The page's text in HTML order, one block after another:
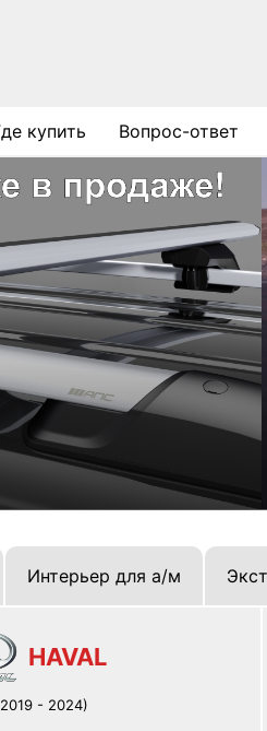
купить Вопрос-ответ
Интерьер для а/м
HAVAL
- 2024)